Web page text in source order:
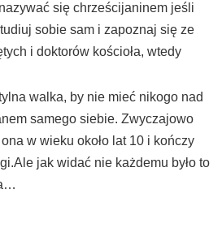
się chrześcijaninem jeśli
sobie sam i zapoznaj się ze
i doktorów kościoła, wtedy
walka, by nie mieć nikogo nad
samego siebie. Zwyczajowo
w wieku około lat 10 i kończy
jak widać nie każdemu było to